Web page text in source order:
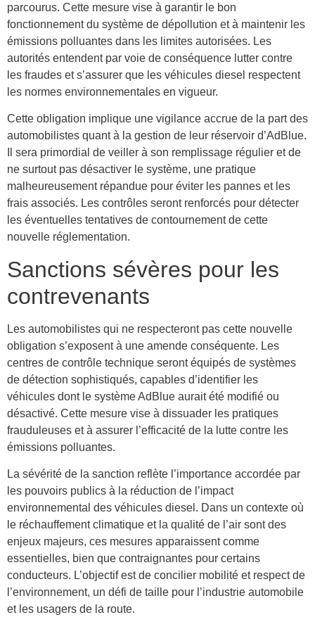
parcourus. Cette mesure vise à garantir le bon
fonctionnement du système de dépollution et à maintenir les
émissions polluantes dans les limites autorisées. Les
autorités entendent par voie de conséquence lutter contre
les fraudes et s’assurer que les véhicules diesel respectent
les normes environnementales en vigueur.
Cette obligation implique une vigilance accrue de la part des
automobilistes quant à la gestion de leur réservoir d’AdBlue.
Il sera primordial de veiller à son remplissage régulier et de
ne surtout pas désactiver le système, une pratique
malheureusement répandue pour éviter les pannes et les
frais associés. Les contrôles seront renforcés pour détecter
les éventuelles tentatives de contournement de cette
nouvelle réglementation.
Sanctions sévères pour les
contrevenants
Les automobilistes qui ne respecteront pas cette nouvelle
obligation s’exposent à une amende conséquente. Les
centres de contrôle technique seront équipés de systèmes
de détection sophistiqués, capables d’identifier les
véhicules dont le système AdBlue aurait été modifié ou
désactivé. Cette mesure vise à dissuader les pratiques
frauduleuses et à assurer l’efficacité de la lutte contre les
émissions polluantes.
La sévérité de la sanction reflète l’importance accordée par
les pouvoirs publics à la réduction de l’impact
environnemental des véhicules diesel. Dans un contexte où
le réchauffement climatique et la qualité de l’air sont des
enjeux majeurs, ces mesures apparaissent comme
essentielles, bien que contraignantes pour certains
conducteurs. L’objectif est de concilier mobilité et respect de
l’environnement, un défi de taille pour l’industrie automobile
et les usagers de la route.